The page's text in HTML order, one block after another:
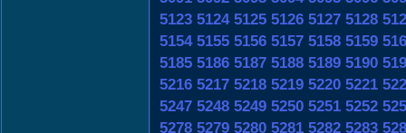
5123 5124 5125 5126 5127 5128
5154 5155 5156 5157 5158 5159
5185 5186 5187 5188 5189 5190
5216 5217 5218 5219 5220 5221
5247 5248 5249 5250 5251 5252
5278 5279 5280 5281 5282 5283